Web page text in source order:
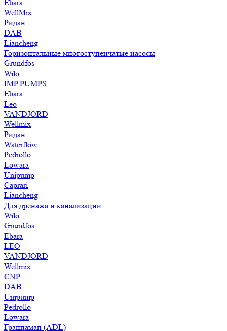
Ebara
WellMix
Ридан
DAB
Liancheng
Горизонтальные многоступенчатые насосы
Grundfos
Wilo
IMP PUMPS
Ebara
Leo
VANDJORD
Wellmix
Ридан
Waterflow
Pedrollo
Lowara
Unipump
Caprari
Liancheng
Для дренажа и канализации
Wilo
Grundfos
Ebara
LEO
VANDJORD
Wellmix
CNP
DAB
Unipump
Pedrollo
Lowara
Гранпамап (ADL)